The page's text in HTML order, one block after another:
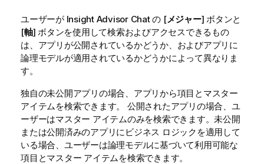
ユーザーが Insight Advisor Chatの [メジャー] ボタンと
[軸] ボタンを使用して検索およびアクセスできるもの
は、アプリが公開されているかどうか、およびアプリに
論理モデルが適用されているかどうかによって異なりま
す。
独自の未公開アプリの場合、アプリから項目とマスター
アイテムを検索できます。 公開されたアプリの場合、ユ
ーザーはマスター アイテムのみを検索できます。未公開
または公開済みのアプリにビジネス ロジックを適用して
いる場合、ユーザーは論理モデルに基づいて利用可能な
項目とマスター アイテムを検索できます。